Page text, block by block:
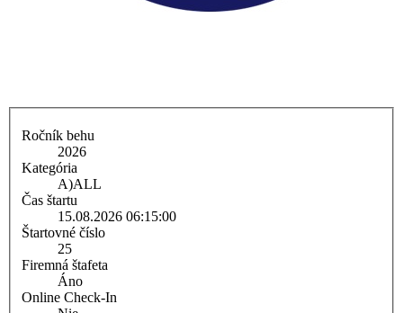
Ročník behu
2026
Kategória
A)ALL
Čas štartu
15.08.2026 06:15:00
Štartovné číslo
25
Firemná štafeta
Áno
Online Check-In